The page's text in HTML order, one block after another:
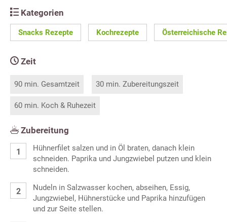
Kategorien
Snacks Rezepte Kochrezepte Österreichische
Zeit
90 min. Gesamtzeit 30 min. Zubereitungszeit
60 min. Koch & Ruhezeit
Zubereitung
Hühnerfilet salzen und in Öl braten, danach klein
schneiden. Paprika und Jungzwiebel putzen und klein
schneiden.
Nudeln in Salzwasser kochen, abseihen, Essig,
Jungzwiebel, Hühnerstücke und Paprika hinzufügen
und zur Seite stellen.